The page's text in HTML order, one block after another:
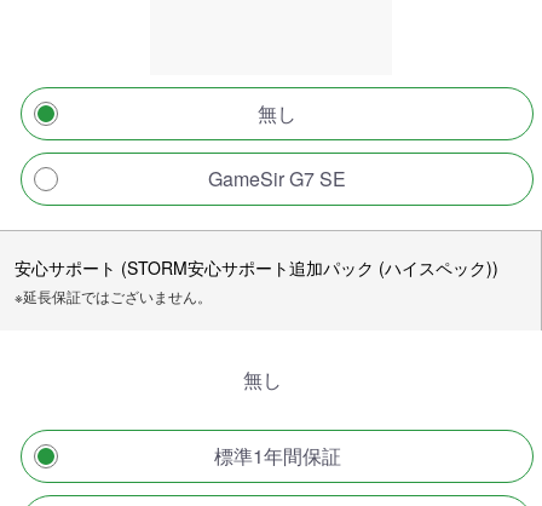
無し
GameSir G7 SE
安心サポート (STORM安心サポート追加パック (ハイスペック))
※延長保証ではございません。
無し
標準1年間保証